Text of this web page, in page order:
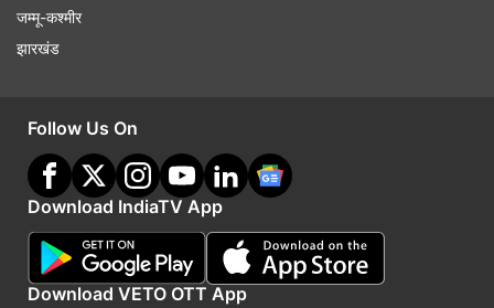
दुनिया की हर बड़ी खबर।
Encounter Naxal Naxalite
Follow IndiaTV on WhatsApp
जम्मू-कश्मीर
झारखंड
Follow Us On
Download IndiaTV App
Download VETO OTT App